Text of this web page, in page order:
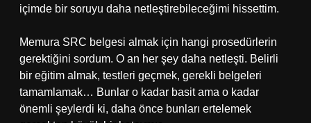
içimde bir soruyu daha netleştirebileceğimi hissettim.
Memura SRC belgesi almak için hangi prosedürlerin
gerektiğini sordum. O an her şey daha netleşti. Belirli
bir eğitim almak, testleri geçmek, gerekli belgeleri
tamamlamak… Bunlar o kadar basit ama o kadar
önemli şeylerdi ki, daha önce bunları ertelemek